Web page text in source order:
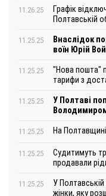
11.26.25
Графік
Полтавській
11.25.25
Внаслідок
воїн Юрій
11.25.25
"Нова пошта"
тарифи з
11.25.25
У Полтаві
11.25.25 На
11.25.25
Судитимуть
продавали
11.25.25
У
жінки, яку